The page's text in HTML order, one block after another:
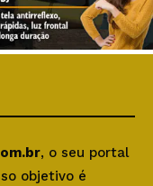
, o seu portal
objetivo é